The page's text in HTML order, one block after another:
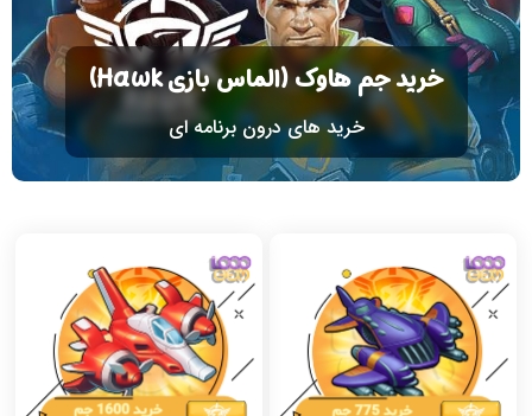
خرید جم هاوک (الماس بازی Hawk)
خرید های درون برنامه‌ ای